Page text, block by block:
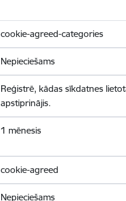
cookie-agreed-categories
Nepieciešams
Reģistrē, kādas sīkdatnes
apstiprinājis.
1 mēnesis
cookie-agreed
Nepieciešams